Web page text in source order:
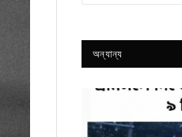
অন্যান্য